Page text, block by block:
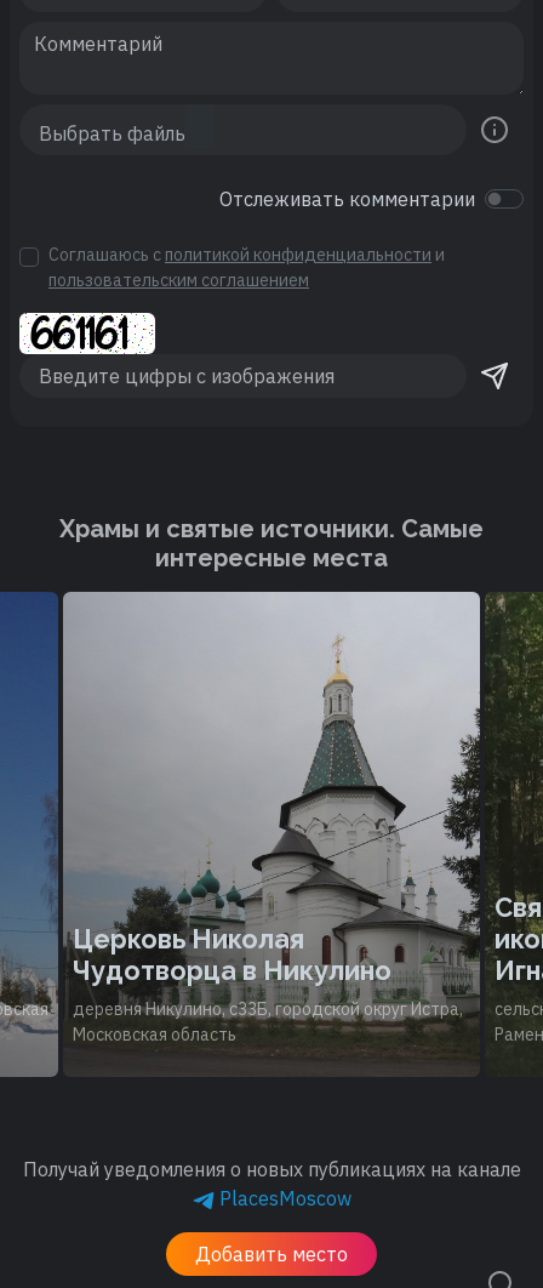
Отслеживать комментарии
Соглашаюсь с политикой конфиденциальности и
пользовательским соглашением
Храмы и святые источники. Cамые
интересные места
Церковь Николая
Чудотворца в Никулино
деревня Никулино, с33Б, городской округ Истра,
Московская область
Получай уведомления о новых публикациях на канале
PlacesMoscow
Добавить место